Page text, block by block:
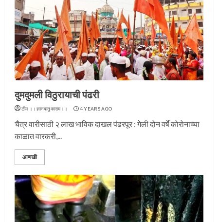
दुमदुमली विठुरायाची पंढरी
टीम ।।ज्ञानबातुकाराम।। 4 YEARS AGO
चैत्र वारीसाठी २ लाख भाविक दाखल पंढरपूर : गेली दोन वर्षे कोरोनाच्या
काळात वारकरी,...
आणखी